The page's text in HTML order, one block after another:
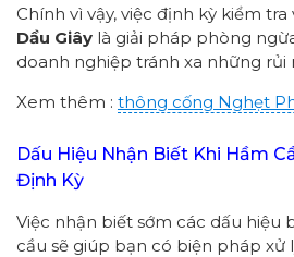
Chính vì vậy, việc định kỳ kiểm tra
Dầu Giây là giải pháp phòng
doanh nghiệp tránh xa những rủi
Xem thêm : thông cống Nghẹt
Dấu Hiệu Nhận Biết Khi Hầm
Định Kỳ
Việc nhận biết sớm các dấu hiệu
cầu sẽ giúp bạn có biện pháp xử